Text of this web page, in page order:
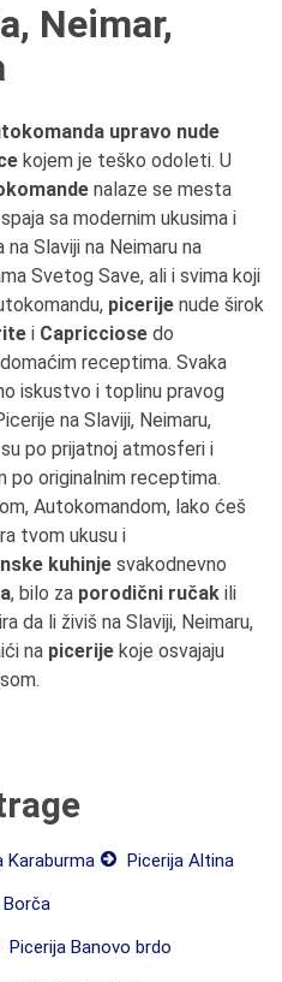
Neimar,
upravo nude
kojem je teško odoleti. U
nalaze se mesta
spaja sa modernim ukusima i
Slaviji na Neimaru na
Svetog Save, ali i svima koji
picerije nude širok
i Capricciose do
receptima. Svaka
iskustvo i toplinu pravog
na Slaviji, Neimaru,
po prijatnoj atmosferi i
po originalnim receptima.
Autokomandom, lako ćeš
tvom ukusu i
kuhinje svakodnevno
, bilo za porodični ručak ili
da li živiš na Slaviji, Neimaru,
na picerije koje osvajaju
Karaburma
Picerija Altina
Borča
Picerija Banovo brdo